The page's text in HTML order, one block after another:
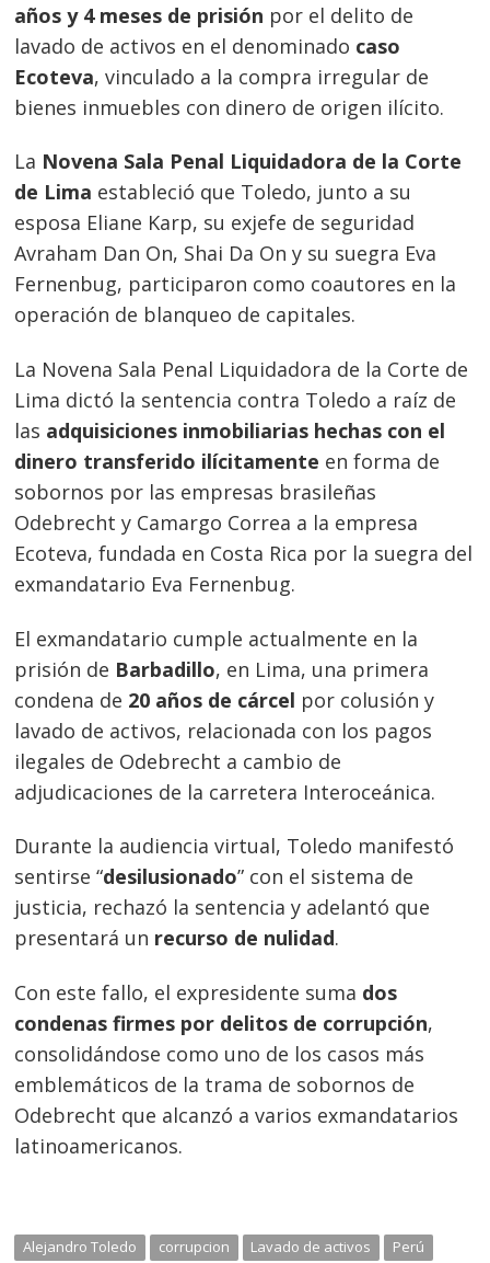
años y 4 meses de prisión por el delito de
lavado de activos en el denominado caso
Ecoteva, vinculado a la compra irregular de
bienes inmuebles con dinero de origen ilícito.
La Novena Sala Penal Liquidadora de la Corte
de Lima estableció que Toledo, junto a su
esposa Eliane Karp, su exjefe de seguridad
Avraham Dan On, Shai Da On y su suegra Eva
Fernenbug, participaron como coautores en la
operación de blanqueo de capitales.
La Novena Sala Penal Liquidadora de la Corte de
Lima dictó la sentencia contra Toledo a raíz de
las adquisiciones inmobiliarias hechas con el
dinero transferido ilícitamente en forma de
sobornos por las empresas brasileñas
Odebrecht y Camargo Correa a la empresa
Ecoteva, fundada en Costa Rica por la suegra del
exmandatario Eva Fernenbug.
El exmandatario cumple actualmente en la
prisión de Barbadillo, en Lima, una primera
condena de 20 años de cárcel por colusión y
lavado de activos, relacionada con los pagos
ilegales de Odebrecht a cambio de
adjudicaciones de la carretera Interoceánica.
Durante la audiencia virtual, Toledo manifestó
sentirse “desilusionado” con el sistema de
justicia, rechazó la sentencia y adelantó que
presentará un recurso de nulidad.
Con este fallo, el expresidente suma dos
condenas firmes por delitos de corrupción,
consolidándose como uno de los casos más
emblemáticos de la trama de sobornos de
Odebrecht que alcanzó a varios exmandatarios
latinoamericanos.
Alejandro Toledo corrupcion Lavado de activos
Perú
Navegación
de
entradas